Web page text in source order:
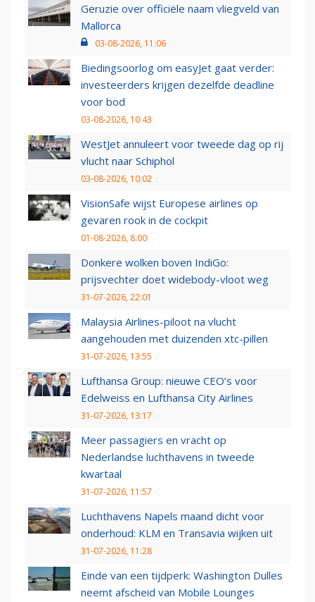
Geruzie over officiële naam vliegveld van
Mallorca
03-08-2026, 11:06
Biedingsoorlog om easyJet gaat verder:
investeerders krijgen dezelfde deadline
voor bod
03-08-2026, 10:43
WestJet annuleert voor tweede dag op rij
vlucht naar Schiphol
03-08-2026, 10:02
VisionSafe wijst Europese airlines op
gevaren rook in de cockpit
01-08-2026, 8:00
Donkere wolken boven IndiGo:
prijsvechter doet widebody-vloot weg
31-07-2026, 22:01
Malaysia Airlines-piloot na vlucht
aangehouden met duizenden xtc-pillen
31-07-2026, 13:55
Lufthansa Group: nieuwe CEO’s voor
Edelweiss en Lufthansa City Airlines
31-07-2026, 13:17
Meer passagiers en vracht op
Nederlandse luchthavens in tweede
kwartaal
31-07-2026, 11:57
Luchthavens Napels maand dicht voor
onderhoud: KLM en Transavia wijken uit
31-07-2026, 11:28
Einde van een tijdperk: Washington Dulles
neemt afscheid van Mobile Lounges